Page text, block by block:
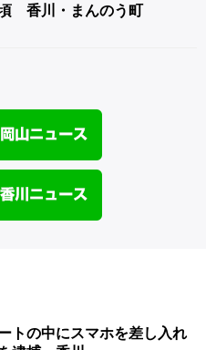
香川・まんのう町
トの中にスマホを差し入れ